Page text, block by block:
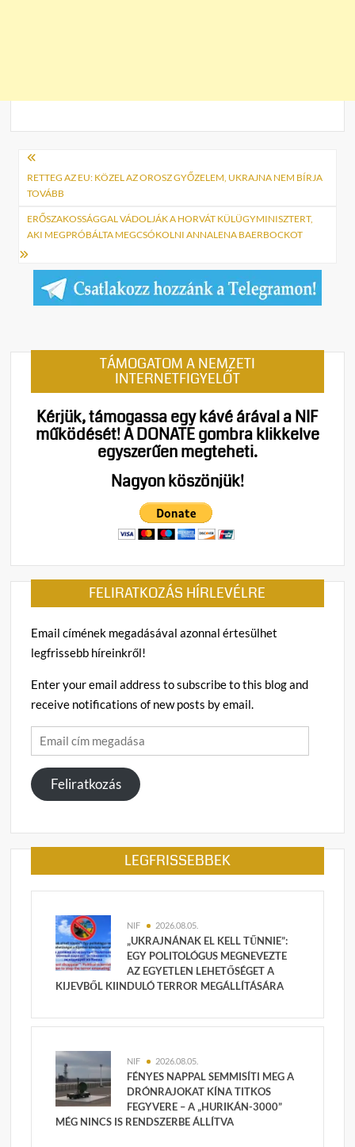
Bejegyzés
navigáció
RETTEG AZ EU: KÖZEL AZ OROSZ GYŐZELEM, UKRAJNA NEM BÍRJA
TOVÁBB
ERŐSZAKOSSÁGGAL VÁDOLJÁK A HORVÁT KÜLÜGYMINISZTERT,
AKI MEGPRÓBÁLTA MEGCSÓKOLNI ANNALENA BAERBOCKOT
TÁMOGATOM A NEMZETI
INTERNETFIGYELŐT
Kérjük, támogassa egy kávé árával a NIF
működését!A DONATE gombra klikkelve
egyszerűen megteheti.
Nagyon köszönjük!
FELIRATKOZÁS HÍRLEVÉLRE
Email címének megadásával azonnal értesülhet
legfrissebb híreinkről!
Enter your email address to subscribe to this blog and
receive notifications of new posts by email.
Email
cím
megadása
Feliratkozás
LEGFRISSEBBEK
NIF 2026.08.05.
„UKRAJNÁNAK EL KELL TŰNNIE”:
EGY POLITOLÓGUS MEGNEVEZTE
AZ EGYETLEN LEHETŐSÉGET A
KIJEVBŐL KIINDULÓ TERROR MEGÁLLÍTÁSÁRA
NIF 2026.08.05.
FÉNYES NAPPAL SEMMISÍTI MEG A
DRÓNRAJOKAT KÍNA TITKOS
FEGYVERE – A „HURIKÁN-3000”
MÉG NINCS IS RENDSZERBE ÁLLÍTVA